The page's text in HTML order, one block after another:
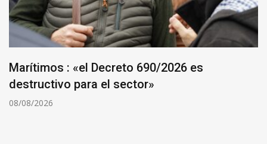
Marítimos : «el Decreto 690/2026 es
destructivo para el sector»
08/08/2026